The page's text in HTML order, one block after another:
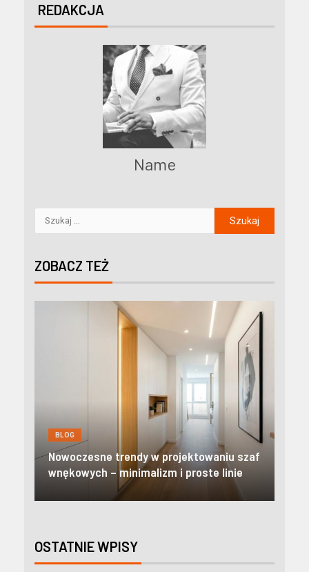
REDAKCJA
Name
ZOBACZ TEŻ
Nowoczesne apartamenty w Zakopanem:
Odkryj prestiżowy standard i pełną
niezależność w Tatrach
OSTATNIE WPISY